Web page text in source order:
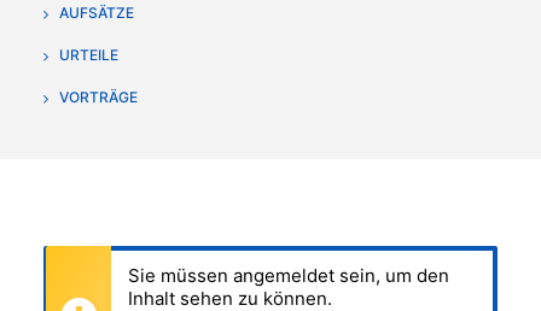
AUFSÄTZE
URTEILE
VORTRÄGE
Sie müssen angemeldet sein, um den
Inhalt sehen zu können.